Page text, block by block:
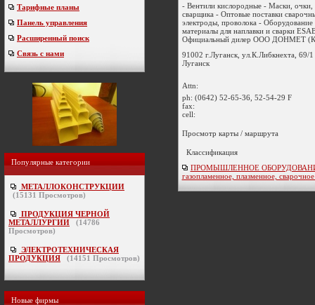
Тарифные планы
Панель управления
Расширенный поиск
Связь с нами
Популярные категории
МЕТАЛЛОКОНСТРУКЦИИ
(15131 Просмотров)
ПРОДУКЦИЯ ЧЕРНОЙ
МЕТАЛЛУРГИИ
(14786
Просмотров)
ЭЛЕКТРОТЕХНИЧЕСКАЯ
ПРОДУКЦИЯ
(14151 Просмотров)
Новые фирмы
- Вентили кислородные - Маски, очки,
сварщика - Оптовые поставки
электроды, проволока - Оборудование
материалы для наплавки и сварки
Официальный дилер ООО ДОНМЕТ
91002 г.Луганск, ул.К.Либкнехта, 69/1
Луганск
Attn:
ph: (0642) 52-65-36, 52-54-29 F
fax:
cell:
Просмотр карты / маршрута
Классификация
ПРОМЫШЛЕННОЕ
газопламенное, плазменное,